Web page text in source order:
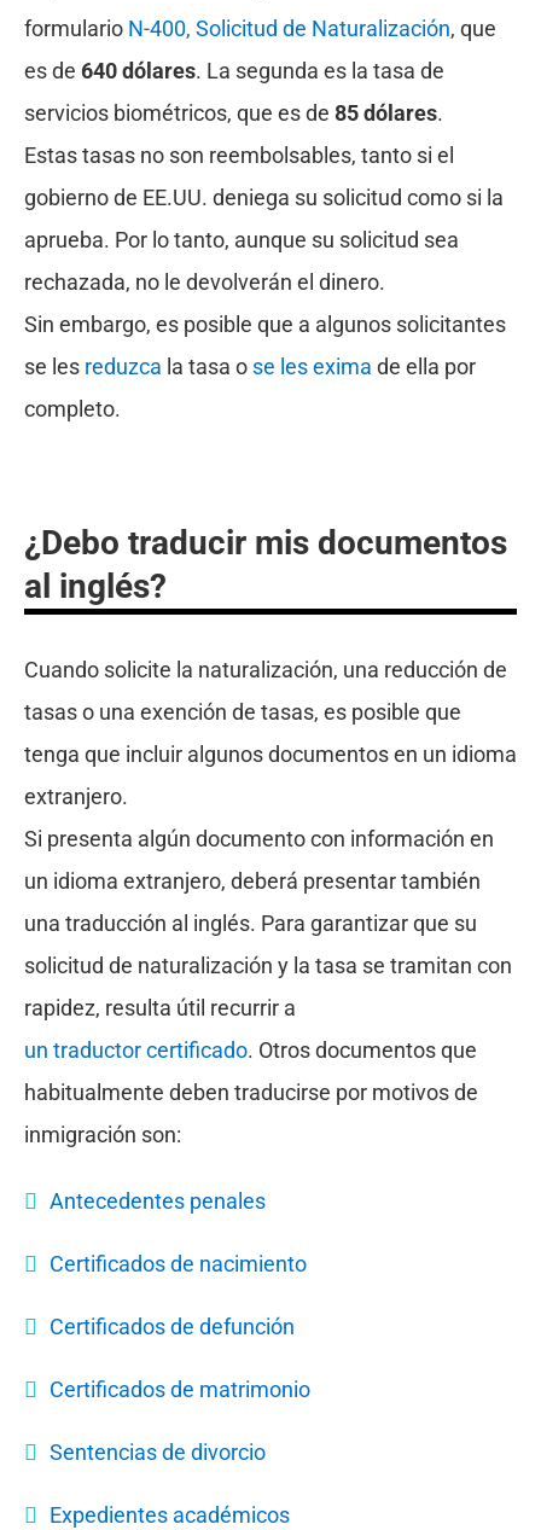
formulario N-400, Solicitud de Naturalización, que
es de 640 dólares. La segunda es la tasa de
servicios biométricos, que es de 85 dólares.
Estas tasas no son reembolsables, tanto si el
gobierno de EE.UU. deniega su solicitud como si la
aprueba. Por lo tanto, aunque su solicitud sea
rechazada, no le devolverán el dinero.
Sin embargo, es posible que a algunos solicitantes
se les reduzca la tasa o se les exima de ella por
completo.
¿Debo traducir mis documentos
al inglés?
Cuando solicite la naturalización, una reducción de
tasas o una exención de tasas, es posible que
tenga que incluir algunos documentos en un idioma
extranjero.
Si presenta algún documento con información en
un idioma extranjero, deberá presentar también
una traducción al inglés. Para garantizar que su
solicitud de naturalización y la tasa se tramitan con
rapidez, resulta útil recurrir a
un traductor certificado. Otros documentos que
habitualmente deben traducirse por motivos de
inmigración son:
Antecedentes penales
Certificados de nacimiento
Certificados de defunción
Certificados de matrimonio
Sentencias de divorcio
Expedientes académicos